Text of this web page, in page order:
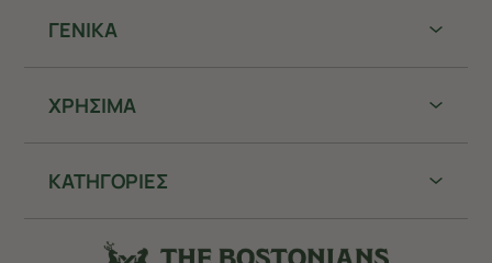
ΓΕΝΙΚΑ
ΧΡHΣΙΜΑ
ΚΑΤΗΓΟΡΙΕΣ